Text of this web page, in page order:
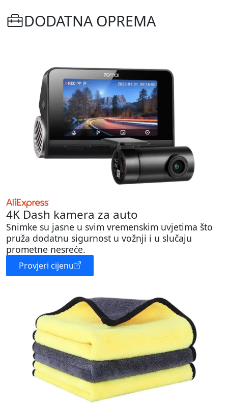
DODATNA OPREMA
4K Dash kamera za auto
Snimke su jasne u svim vremenskim uvjetima što
pruža dodatnu sigurnost u vožnji i u slučaju
prometne nesreće.
Provjeri cijenu